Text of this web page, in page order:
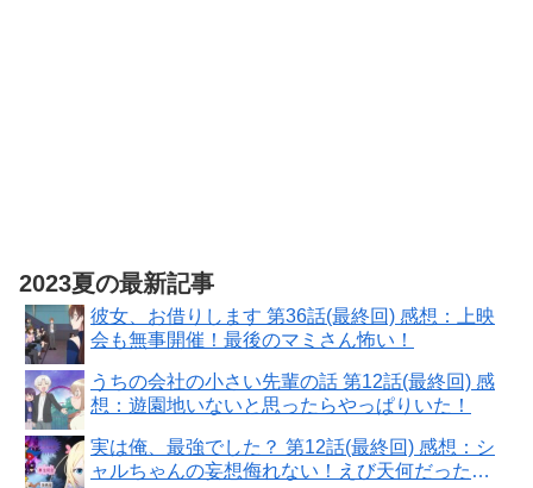
2023夏の最新記事
彼女、お借りします 第36話(最終回) 感想：上映
会も無事開催！最後のマミさん怖い！
うちの会社の小さい先輩の話 第12話(最終回) 感
想：遊園地いないと思ったらやっぱりいた！
実は俺、最強でした？ 第12話(最終回) 感想：シ
ャルちゃんの妄想侮れない！えび天何だったの